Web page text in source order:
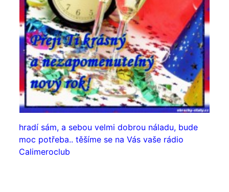
hradí sám, a sebou velmi dobrou náladu, bude
moc potřeba.. těšíme se na Vás vaše rádio
Calimeroclub